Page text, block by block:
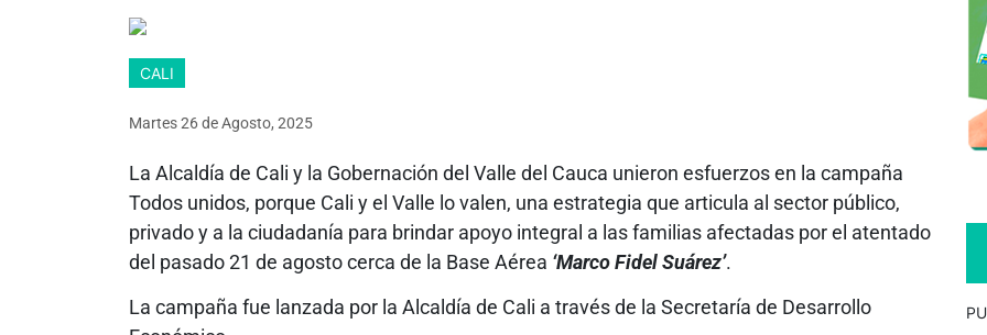
CALI
Martes 26deAgosto, 2025
La Alcaldía de Cali y la Gobernación del Valle del Cauca unieron esfuerzos en la campaña
Todos unidos, porque Cali y el Valle lo valen, una estrategia que articula al sector público,
privado y a la ciudadanía para brindar apoyo integral a las familias afectadas por el atentado
del pasado 21 de agosto cerca de la Base Aérea ‘Marco Fidel Suárez’.
La campaña fue lanzada por la Alcaldía de Cali a través de la Secretaría de Desarrollo